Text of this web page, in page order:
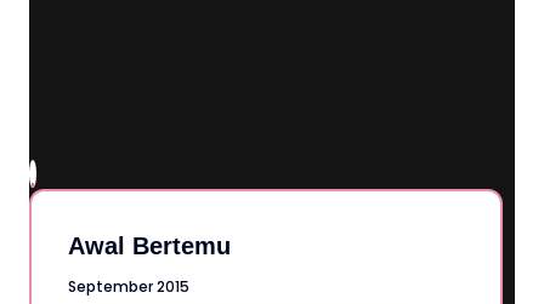
Awal Bertemu
September 2015